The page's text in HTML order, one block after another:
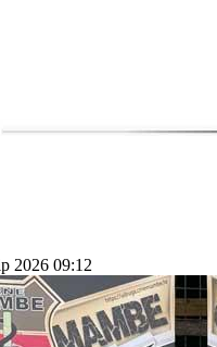
2026 09:12